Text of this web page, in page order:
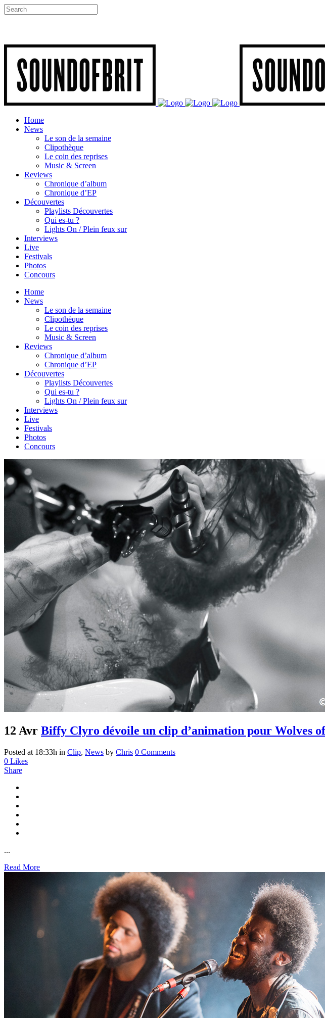
Home
News
Le son de la semaine
Clipothèque
Le coin des reprises
Music & Screen
Reviews
Chronique d’album
Chronique d’EP
Découvertes
Playlists Découvertes
Qui es-tu ?
Lights On / Plein feux sur
Interviews
Live
Festivals
Photos
Concours
Home
News
Le son de la semaine
Clipothèque
Le coin des reprises
Music & Screen
Reviews
Chronique d’album
Chronique d’EP
Découvertes
Playlists Découvertes
Qui es-tu ?
Lights On / Plein feux sur
Interviews
Live
Festivals
Photos
Concours
12 Avr Biffy Clyro dévoile un clip d’animation pour Wolves
Posted at 18:33h in Clip, News by Chris 0 Comments
0 Likes
Share
...
Read More